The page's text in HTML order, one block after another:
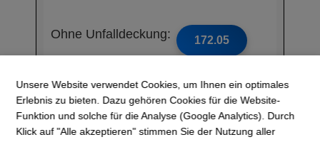
Ohne Unfalldeckung: 172.05
CONCORDIA
Unsere Website verwendet Cookies, um Ihnen ein optimales
Erlebnis zu bieten. Dazu gehören Cookies für die Website-
Funktion und solche für die Analyse (Google Analytics). Durch
Klick auf "Alle akzeptieren" stimmen Sie der Nutzung aller